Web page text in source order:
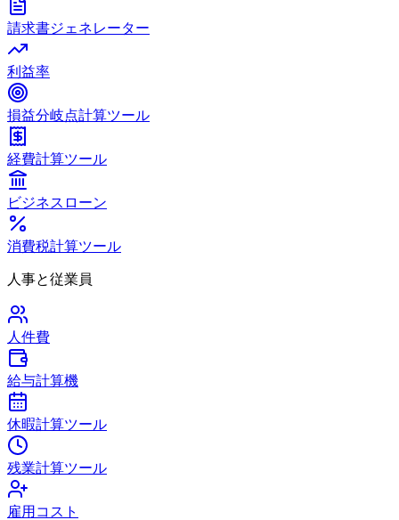
請求書ジェネレーター
利益率
損益分岐点計算ツール
経費計算ツール
ビジネスローン
消費税計算ツール
人事と従業員
人件費
給与計算機
休暇計算ツール
残業計算ツール
雇用コスト